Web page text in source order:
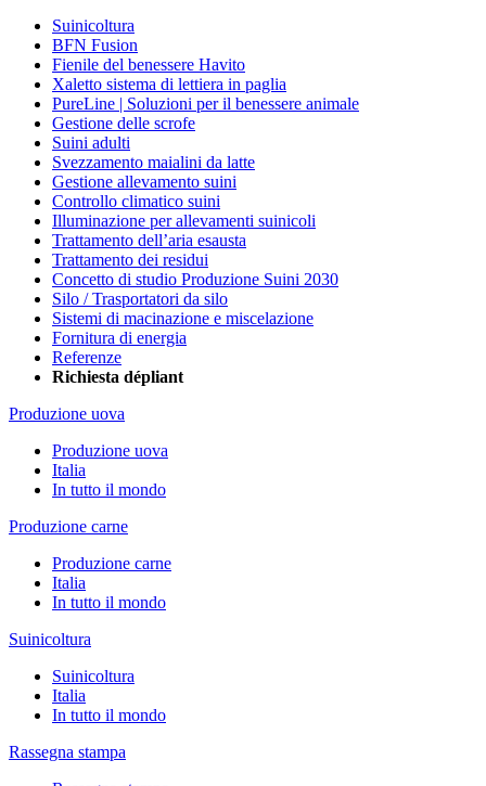
Suinicoltura
BFN Fusion
Fienile del benessere Havito
Xaletto sistema di lettiera in paglia
PureLine | Soluzioni per il benessere animale
Gestione delle scrofe
Suini adulti
Svezzamento maialini da latte
Gestione allevamento suini
Controllo climatico suini
Illuminazione per allevamenti suinicoli
Trattamento dell’aria esausta
Trattamento dei residui
Concetto di studio Produzione Suini 2030
Silo / Trasportatori da silo
Sistemi di macinazione e miscelazione
Fornitura di energia
Referenze
Richiesta dépliant
Produzione uova
Produzione uova
Italia
In tutto il mondo
Produzione carne
Produzione carne
Italia
In tutto il mondo
Suinicoltura
Suinicoltura
Italia
In tutto il mondo
Rassegna stampa